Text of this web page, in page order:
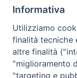
Contatti
Piazza del
Informativa
Utilizziamo
finalità tecniche
altre finalità
"miglioramento
"targeting e